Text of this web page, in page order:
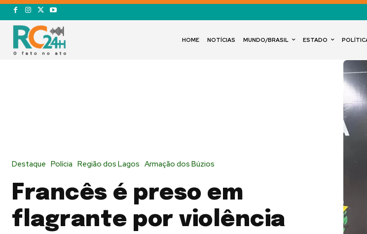
HOME NOTÍCIAS MUNDO/BRASIL ESTADO
Destaque Polícia Região dos Lagos Armação dos Búzios
Francês é preso em
flagrante por violência